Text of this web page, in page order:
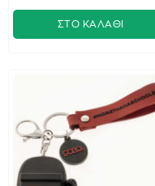
ΣΤΟ ΚΑΛΑΘΙ